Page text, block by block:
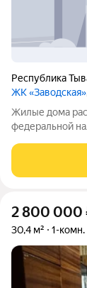
Республика
ЖК «Заводская»
Жилые дома
федеральной
учеников, а
Монгун. Место
2 800 000
30,4 м² 1-комн.